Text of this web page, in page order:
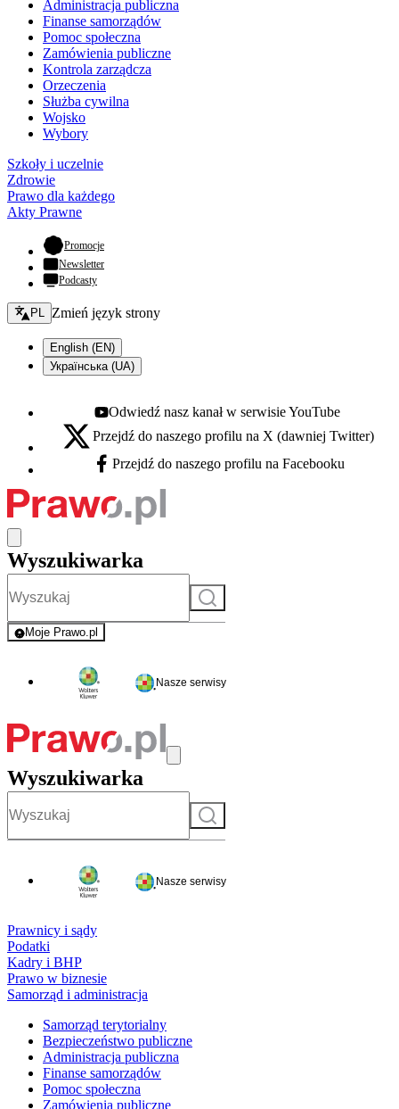
Administracja publiczna
Finanse samorządów
Pomoc społeczna
Zamówienia publiczne
Kontrola zarządcza
Orzeczenia
Służba cywilna
Wojsko
Wybory
Szkoły i uczelnie
Zdrowie
Prawo dla każdego
Akty Prawne
Promocje- otwiera się w nowej karcie
Newsletter
Podcasty
Zmień język - bieżący:
PL Zmień język strony
English (EN)
Українська (UA)
Youtube - otwiera się w nowej karcie
Odwiedź nasz kanał w serwisie YouTube
X - otwiera się w nowej karcie
Przejdź do naszego profilu na X (dawniej Twitter)
Facebook - otwiera się w nowej karcie
Przejdź do naszego profilu na Facebooku
Wyszukiwarka
Szukaj
Moje Prawo.pl
- rejestracja i logowanie do serwisu
Nasze serwisy
Wyszukiwarka
Szukaj
Nasze serwisy
Prawnicy i sądy
Podatki
Kadry i BHP
Prawo w biznesie
Samorząd i administracja
Samorząd terytorialny
Bezpieczeństwo publiczne
Administracja publiczna
Finanse samorządów
Pomoc społeczna
Zamówienia publiczne